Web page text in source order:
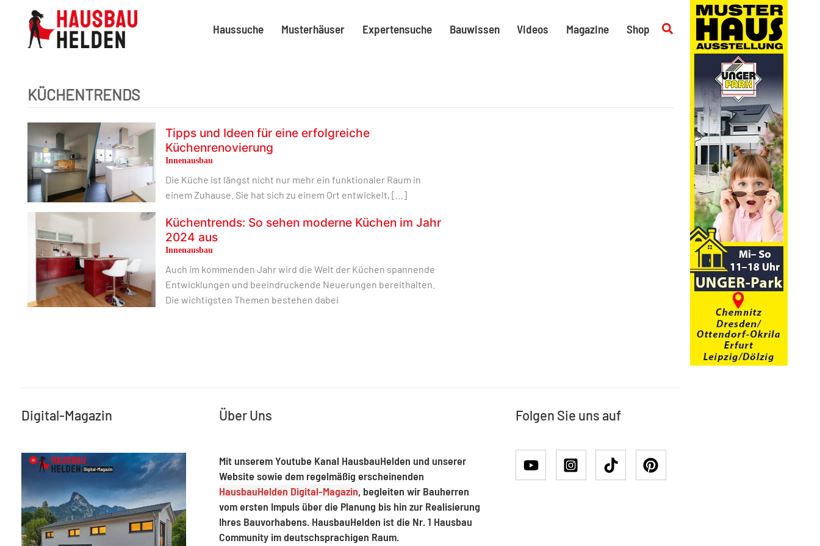
Haussuche Musterhäuser Expertensuche Bauwissen Videos Magazine Shop Suchen
KÜCHENTRENDS
Tipps und Ideen für eine erfolgreiche
Küchenrenovierung
Innenausbau
Die Küche ist längst nicht nur mehr ein funktionaler Raum in
einem Zuhause. Sie hat sich zu einem Ort entwickelt, […]
Küchentrends: So sehen moderne Küchen im Jahr
2024 aus
Innenausbau
Auch im kommenden Jahr wird die Welt der Küchen spannende
Entwicklungen und beeindruckende Neuerungen bereithalten.
Die wichtigsten Themen bestehen dabei
Digital-Magazin Über Uns
Mit unserem Youtube Kanal HausbauHelden und unserer
Website sowie dem regelmäßig erscheinenden
HausbauHelden Digital-Magazin, begleiten wir Bauherren
vom ersten Impuls über die Planung bis hin zur Realisierung
Ihres Bauvorhabens. HausbauHelden ist die Nr. 1 Hausbau
Community im deutschsprachigen Raum.
Folgen Sie uns auf